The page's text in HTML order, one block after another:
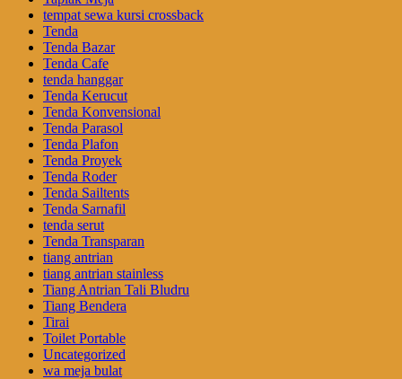
tempat sewa kursi crossback
Tenda
Tenda Bazar
Tenda Cafe
tenda hanggar
Tenda Kerucut
Tenda Konvensional
Tenda Parasol
Tenda Plafon
Tenda Proyek
Tenda Roder
Tenda Sailtents
Tenda Sarnafil
tenda serut
Tenda Transparan
tiang antrian
tiang antrian stainless
Tiang Antrian Tali Bludru
Tiang Bendera
Tirai
Toilet Portable
Uncategorized
wa meja bulat